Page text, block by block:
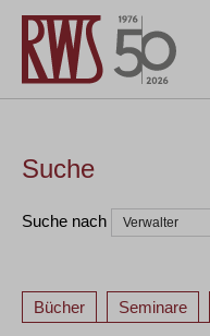
Suche
Suche nach
Bücher Seminare